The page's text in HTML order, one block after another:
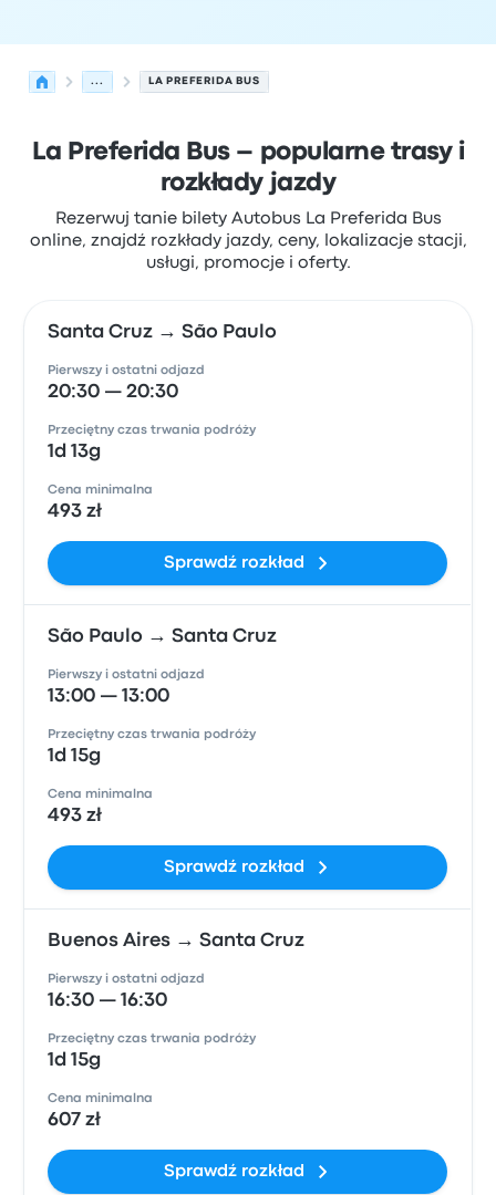
... LA PREFERIDA BUS
La Preferida Bus – popularne trasy i
rozkłady jazdy
Rezerwuj tanie bilety Autobus La Preferida Bus
online, znajdź rozkłady jazdy, ceny, lokalizacje stacji,
usługi, promocje i oferty.
Santa Cruz → São Paulo
Pierwszy i ostatni odjazd
20:30 — 20:30
Przeciętny czas trwania podróży
1d 13g
Cena minimalna
493 zł
Sprawdź rozkład
São Paulo → Santa Cruz
Pierwszy i ostatni odjazd
13:00 — 13:00
Przeciętny czas trwania podróży
1d 15g
Cena minimalna
493 zł
Sprawdź rozkład
Buenos Aires → Santa Cruz
Pierwszy i ostatni odjazd
16:30 — 16:30
Przeciętny czas trwania podróży
1d 15g
Cena minimalna
607 zł
Sprawdź rozkład